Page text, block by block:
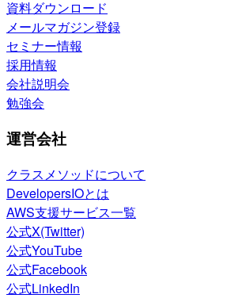
資料ダウンロード
メールマガジン登録
セミナー情報
採用情報
会社説明会
勉強会
運営会社
クラスメソッドについて
DevelopersIOとは
AWS支援サービス一覧
公式X(Twitter)
公式YouTube
公式Facebook
公式LinkedIn